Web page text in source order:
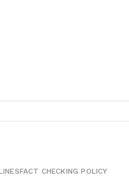
FACT CHECKING POLICY